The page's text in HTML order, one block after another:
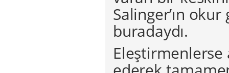
Salinger’ın
buradaydı.
Eleştirmenlerse